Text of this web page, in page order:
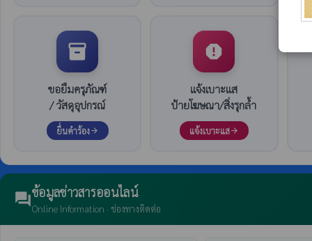
inventory_2
ขอยืมครุภัณฑ์
/ วัสดุอุปกรณ์
ยื่นคำร้องarrow_forward
report
แจ้งเบาะแส
ป้ายโฆษณา/สิ่งรุกล้ำ
แจ้งเบาะแสarrow_forward
forumข้อมูลข่าวสารออนไลน์
Online Information · ช่องทางติดต่อ